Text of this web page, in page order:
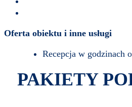
Oferta obiektu i inne usługi
Recepcja w godzinach
PAKIETY